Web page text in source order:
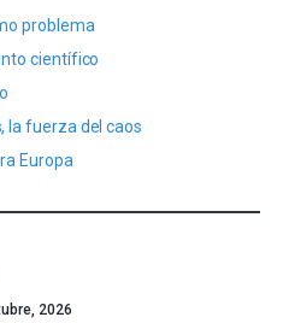
problema
científico
la fuerza del caos
Europa
2026